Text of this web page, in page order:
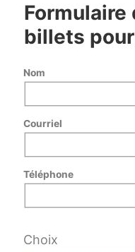
Formulaire
billets
Nom
Courriel
Téléphone
Choix